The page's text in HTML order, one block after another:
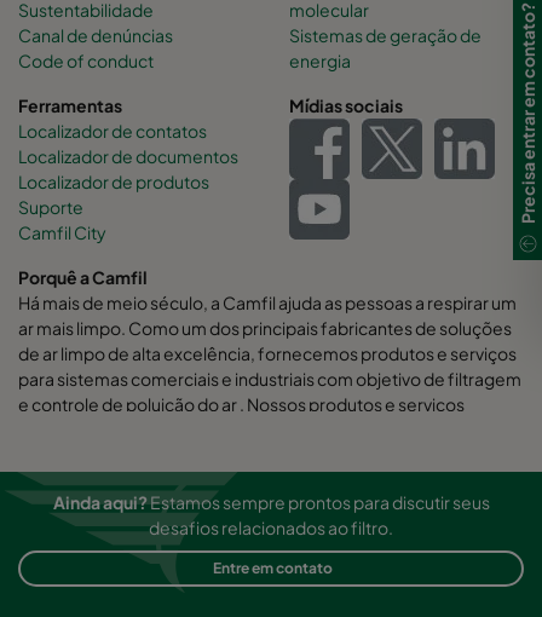
Sustentabilidade
Canal de denúncias
Code of conduct
molecular
Sistemas de geração de
energia
Ferramentas
Localizador de contatos
Localizador de documentos
Localizador de produtos
Suporte
Camfil City
Mídias sociais
Porquê a Camfil
Há mais de meio século, a Camfil ajuda as pessoas a respirar um
ar mais limpo. Como um dos principais fabricantes de soluções
de ar limpo de alta excelência, fornecemos produtos e serviços
para sistemas comerciais e industriais com objetivo de filtragem
e controle de poluição do ar . Nossos produtos e serviços
e beneficiando a saúde humana e o meio ambiente.
Acreditamos firmemente que nossas soluções são as de melhor
custo benefício para nossos clientes.
Ainda aqui?Estamos sempre prontos para discutir seus
desafios relacionados ao filtro.
Entre em contato
Precisa entrar em contato?